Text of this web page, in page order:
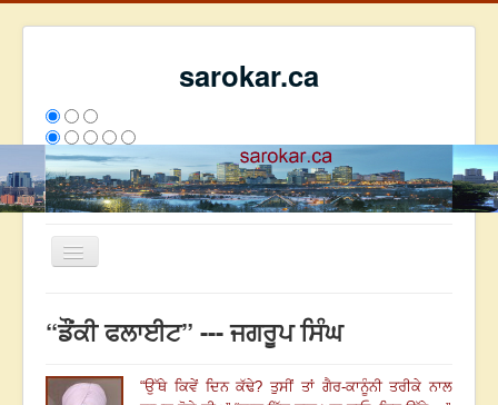
sarokar.ca
Toggle
ਰਚਨਾਵਾਂ
ਸਰੋਕਾਰ ਦੇ ਲੇਖਕ
“ਡੌਂਕੀ ਫਲਾਈਟ” --- ਜਗਰੂਪ ਸਿੰਘ
“ਉੱਥੇ ਕਿਵੇਂ ਦਿਨ ਕੱਢੇ? ਤੁਸੀਂ ਤਾਂ ਗੈਰ-ਕਾਨੂੰਨੀ ਤਰੀਕੇ ਨਾਲ